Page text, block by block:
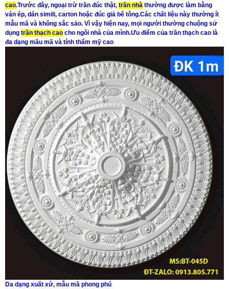
cao.Trước đây, ngoại trừ trần đúc thật, trần nhà thường được làm bằng
ván ép, dán simili, carton hoặc đúc giả bê tông.Các chất liệu này thường ít
mẫu mã và không sắc sảo. Vì vậy hiện nay, mọi người thường chuộng sử
dụng trần thạch cao cho ngôi nhà của mình.Ưu điểm của trần thạch cao là
đa dạng mãu mã và tính thẩm mỹ cao
Da dạng xuất xứ, mẫu mã phong phú